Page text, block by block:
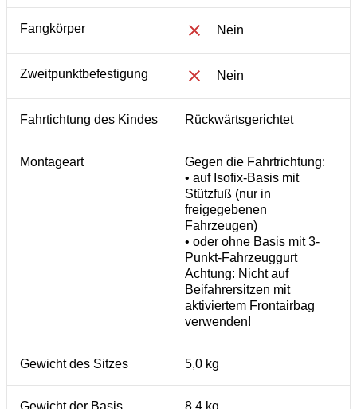
Fangkörper Nein
Zweitpunktbefestigung Nein
Fahrtichtung des Kindes Rückwärtsgerichtet
Montageart
Gegen die Fahrtrichtung:
• auf Isofix-Basis mit
Stützfuß (nur in
freigegebenen
Fahrzeugen)
• oder ohne Basis mit 3-
Punkt-Fahrzeuggurt
Achtung: Nicht auf
Beifahrersitzen mit
aktiviertem Frontairbag
verwenden!
Gewicht des Sitzes 5,0 kg
Gewicht der Basis 8,4 kg